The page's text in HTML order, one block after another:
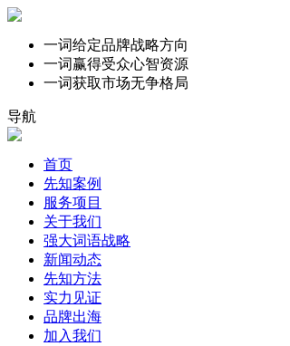
一词给定品牌战略方向
一词赢得受众心智资源
一词获取市场无争格局
导航
首页
先知案例
服务项目
关于我们
强大词语战略
新闻动态
先知方法
实力见证
品牌出海
加入我们